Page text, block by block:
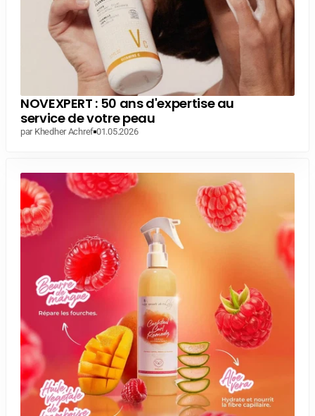
NOVEXPERT : 50 ans d'expertise au
service de votre peau
par Khedher Achref 01.05.2026